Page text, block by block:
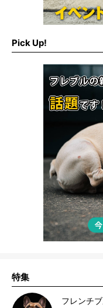
Pick Up!
特集
フレンチ